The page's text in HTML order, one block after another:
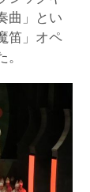
曲」とい
笛」オペ